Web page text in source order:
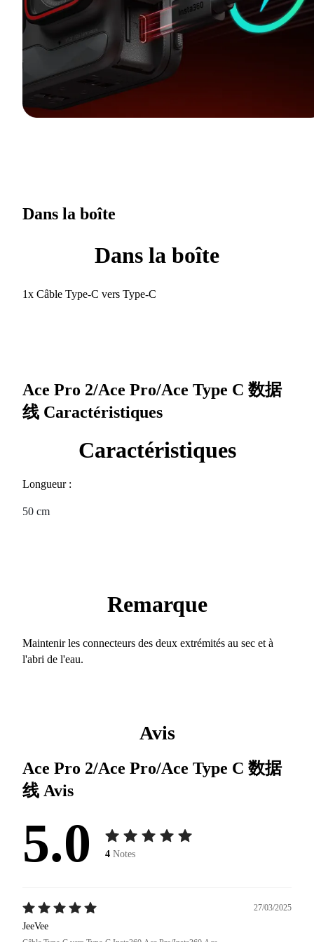
Dans la boîte
Dans la boîte
1x Câble Type-C vers Type-C
Ace Pro 2/Ace Pro/Ace Type C 数据
线 Caractéristiques
Caractéristiques
Longueur :
50 cm
Remarque
Maintenir les connecteurs des deux extrémités au sec et à
l'abri de l'eau.
Avis
Ace Pro 2/Ace Pro/Ace Type C 数据
线 Avis
5.0 4 Notes
27/03/2025
JeeVee